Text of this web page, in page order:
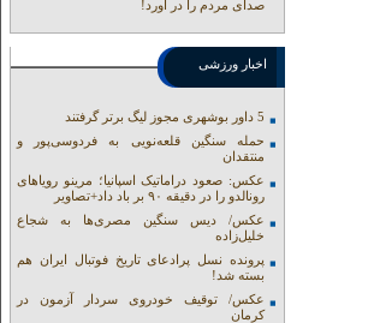
صدای مردم را در آورد!
اخبار ورزشی
5 داور بوشهری مجوز لیگ برتر گرفتند
حمله سنگین قلعه‌نویی به فردوسی‌پور و
منتقدان
عکس: صعود دراماتیک اسپانیا؛ مرینو رویاهای
رونالدو را در دقیقه ۹۰ بر باد داد+تصاویر
عکس/ دیس سنگین مصری‌ها به شجاع
خلیل‌زاده
پرونده نسل پرادعای تاریخ فوتبال ایران هم
بسته شد!
عکس/ توقیف خودروی سردار آزمون در
کرمان